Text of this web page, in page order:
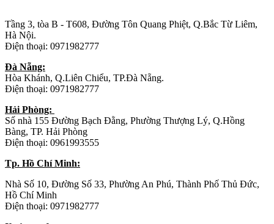
Tầng 3, tòa B - T608, Đường Tôn Quang Phiệt, Q.Bắc Từ Liêm,
Hà Nội.
Điện thoại: 0971982777
Đà Nẵng:
Hòa Khánh, Q.Liên Chiểu, TP.Đà Nẵng.
Điện thoại: 0971982777
Hải Phòng:
Số nhà 155 Đường Bạch Đằng, Phường Thượng Lý, Q.Hồng
Bàng, TP. Hải Phòng
Điện thoại: 0961993555
Tp. Hồ Chí Minh:
Nhà Số 10, Đường Số 33, Phường An Phú, Thành Phố Thủ Đức,
Hồ Chí Minh
Điện thoại: 0971982777